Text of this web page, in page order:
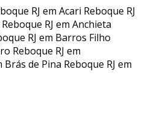
RJ em Acari Reboque RJ
RJ em Anchieta
RJ em Barros Filho
Reboque RJ em
de Pina Reboque RJ em